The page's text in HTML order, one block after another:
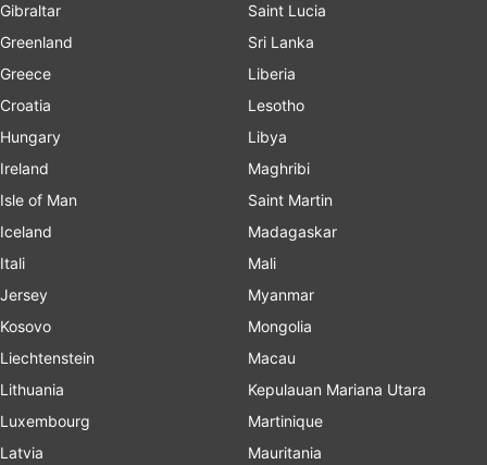
Gibraltar
Greenland
Greece
Croatia
Hungary
Ireland
Isle of Man
Iceland
Itali
Jersey
Kosovo
Liechtenstein
Lithuania
Luxembourg
Latvia
Saint Lucia
Sri Lanka
Liberia
Lesotho
Libya
Maghribi
Saint Martin
Madagaskar
Mali
Myanmar
Mongolia
Macau
Kepulauan Mariana Utara
Martinique
Mauritania